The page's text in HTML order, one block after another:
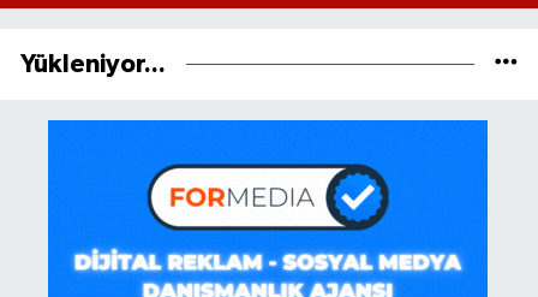
Yükleniyor...